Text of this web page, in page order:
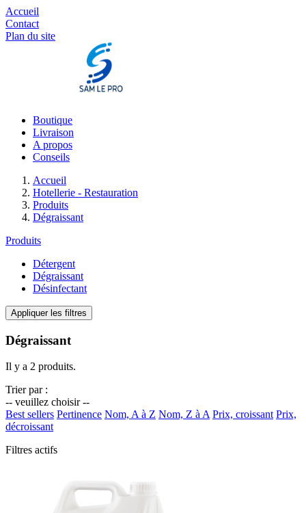
Accueil
Contact
Plan du site
Boutique
Livraison
A propos
Conseils
Accueil
Hotellerie - Restauration
Produits
Dégraissant
Produits
Détergent
Dégraissant
Désinfectant
Appliquer les filtres
Dégraissant
Il y a 2 produits.
Trier par :
-- veuillez choisir --
Best sellers Pertinence Nom, A à Z Nom, Z à A Prix, croissant Prix,
décroissant
Filtres actifs